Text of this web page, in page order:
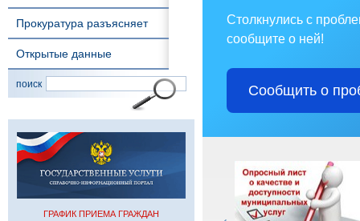
Прокуратура разъясняет
Открытые данные
поиск
ГРАФИК ПРИЕМА ГРАЖДАН
Столкнулись с
сообщите о ней!
Сообщить о